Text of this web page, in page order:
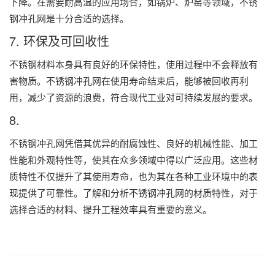
钢冲孔网是十分合适的选择。
7. 环保及可回收性
不锈钢材料本身具有良好的环保特性，使用过程中不会释放有
害物质。不锈钢冲孔网在使用寿命结束后，能够被回收再利
用，减少了资源的浪费，符合现代工业对可持续发展的要求。
8.
不锈钢冲孔网凭借其优异的耐腐蚀性、良好的机械性能、加工
性能和外观特性等，使其在众多领域中得以广泛应用。这些材
质特性不仅提升了其使用寿命，也为其在各种工业环境中的表
现提供了可靠性。了解和分析不锈钢冲孔网的材质特性，对于
选择合适的材料、提升工程效率具有重要的意义。